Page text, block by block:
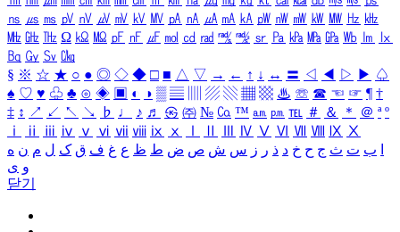
㎱ ㎲ ㎳ ㎴ ㎵ ㎶ ㎷ ㎸ ㎹ ㎀ ㎁ ㎂ ㎃ ㎄ ㎺ ㎻ ㎽ ㎾ ㎿ ㎐ ㎑
㎒ ㎓ ㎔ Ω ㏀ ㏁ ㎊ ㎋ ㎌ ㏖ ㏅ ㎭ ㎮ ㎯ ㏛ ㎩ ㎪ ㎫ ㎬ ㏝ ㏐
㏓
㏃ ㏉ ㏜ ㏆
§ ※ ☆ ★ ○ ● ◎ ◇ ◆ □ ■ △ ▽ → ← ↑ ↓ ↔ 〓 ◁ ◀ ▷ ▶ ♤
♠ ♡ ♥ ♧ ♣ ⊙ ◈ ▣ ◐ ◑ ▒ ▤ ▨ ▧ ▦ ▩ ♨ ☏ ☎ ☜ ☞ ¶ †
‡ ↕ ↗ ↙ ↖ ↘ ♭ ♩ ♪ ♬ ㉿ ㈜ № ㏇ ™ ㏂ ㏘ ℡ ＃ ＆ ＊ ＠ ª º
ⅰ
ⅱ ⅲ ⅳ ⅴ ⅵ ⅶ ⅷ ⅸ ⅹ Ⅳ Ⅴ Ⅵ Ⅶ Ⅷ Ⅸ Ⅹ
ب ت ث ج ح خ د ذ ر ز س ش ص ض ط ظ ع غ ف ق ک ل م ن ه
و ی
닫기